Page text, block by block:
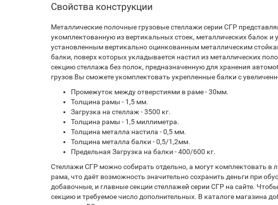
Свойства конструкции
Металлические полочные грузовые стеллажи серии СГР
укомплектованную из вертикальных стоек, металлических балок
установленным вертикально оцинкованным металлическим
балки, поверх которых укладывается настил из металлических
секцию стеллажа без полок, предназначенную для хранения
грузов Вы сможете укомплектовать укрепленные балки с
Промежуток между отверстиями в раме - 30мм.
Толщина рамы - 1,5 мм.
Загрузка на стеллаж - 3500 кг.
Толщина рамы - 1,5 миллиметра.
Толщина металла настила - 0,5 мм.
Толщина металла балки - 0,5/1,2мм.
Предельная Загрузка на балки - 400/600 кг.
Стеллажи СГР можно собирать отдельно, а могут комплектовать
рама, что даёт возможность значительно сохранить деньги при
добавочные, и главные секции стеллажей серии СГР на сайте.
секцию и требуемое число дополнительных. В каталоге магазина